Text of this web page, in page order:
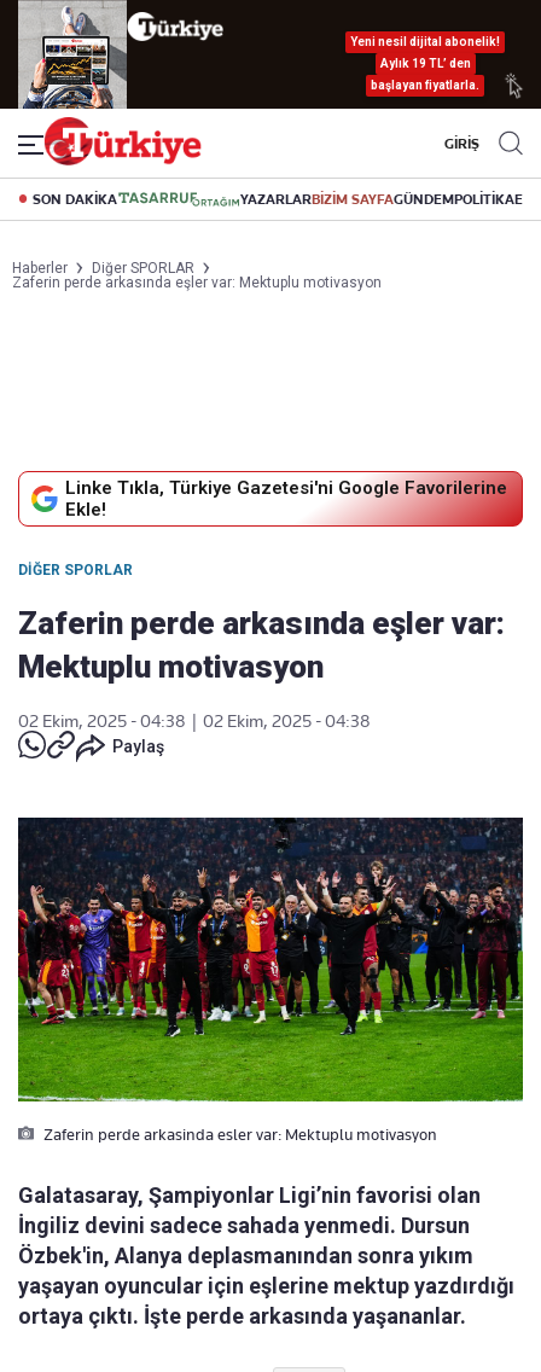
Yeni nesil dijital abonelik!
Aylık 19 TL’ den
başlayan fiyatlarla.
GİRİŞ
SON DAKİKA YAZARLARBİZİM SAYFAGÜNDEMPOLİTİKA
Haberler
Diğer SPORLAR
Zaferin perde arkasında eşler var: Mektuplu motivasyon
Linke Tıkla, Türkiye Gazetesi'ni Google Favorilerine
Ekle!
DIĞER SPORLAR
Zaferin perde arkasında eşler var:
Mektuplu motivasyon
02 Ekim, 2025 - 04:38
02 Ekim, 2025 - 04:38
Paylaş
Zaferin perde arkasinda esler var: Mektuplu motivasyon
Galatasaray, Şampiyonlar Ligi’nin favorisi olan
İngiliz devini sadece sahada yenmedi. Dursun
Özbek'in, Alanya deplasmanından sonra yıkım
yaşayan oyuncular için eşlerine mektup yazdırdığı
ortaya çıktı. İşte perde arkasında yaşananlar.